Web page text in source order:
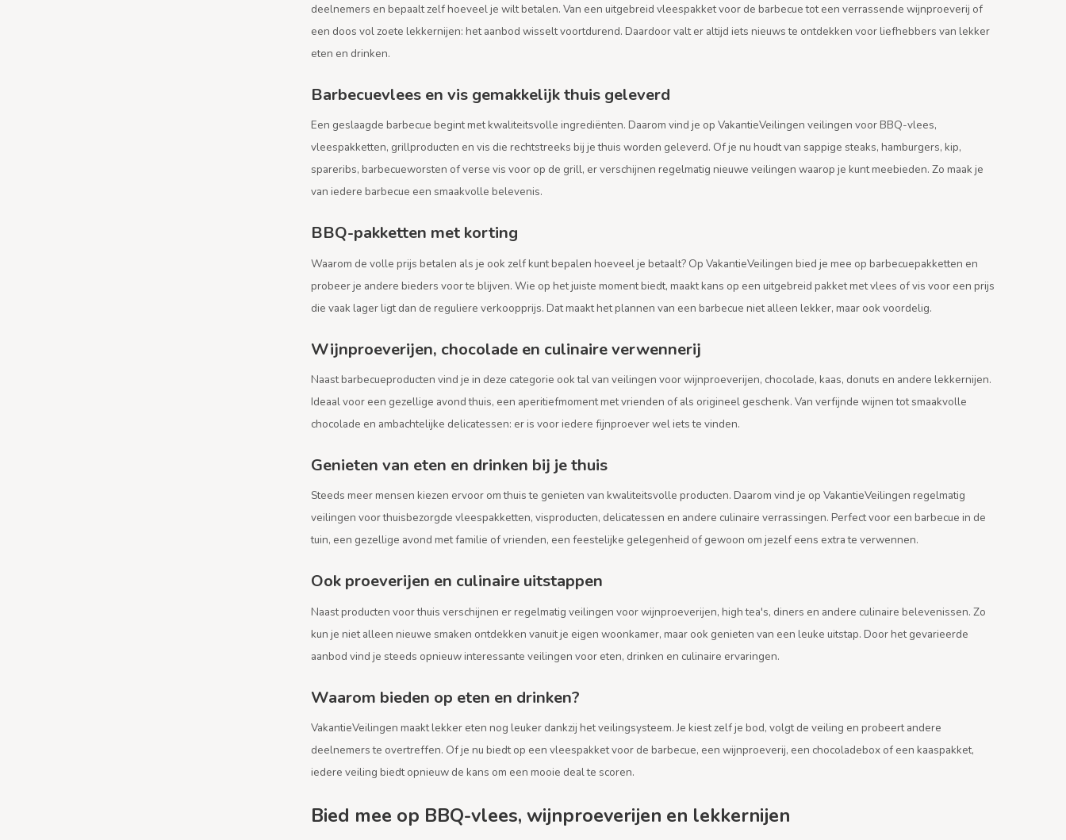
deelnemers en bepaalt zelf hoeveel je wilt betalen. Van een uitgebreid vleespakket voor de barbecue tot een verrassende wijnproeverij of
een doos vol zoete lekkernijen: het aanbod wisselt voortdurend. Daardoor valt er altijd iets nieuws te ontdekken voor liefhebbers van lekker
eten en drinken.
Barbecuevlees en vis gemakkelijk thuis geleverd
Een geslaagde barbecue begint met kwaliteitsvolle ingrediënten. Daarom vind je op VakantieVeilingen veilingen voor BBQ-vlees,
vleespakketten, grillproducten en vis die rechtstreeks bij je thuis worden geleverd. Of je nu houdt van sappige steaks, hamburgers, kip,
spareribs, barbecueworsten of verse vis voor op de grill, er verschijnen regelmatig nieuwe veilingen waarop je kunt meebieden. Zo maak je
van iedere barbecue een smaakvolle belevenis.
BBQ-pakketten met korting
Waarom de volle prijs betalen als je ook zelf kunt bepalen hoeveel je betaalt? Op VakantieVeilingen bied je mee op barbecuepakketten en
probeer je andere bieders voor te blijven. Wie op het juiste moment biedt, maakt kans op een uitgebreid pakket met vlees of vis voor een prijs
die vaak lager ligt dan de reguliere verkoopprijs. Dat maakt het plannen van een barbecue niet alleen lekker, maar ook voordelig.
Wijnproeverijen, chocolade en culinaire verwennerij
Naast barbecueproducten vind je in deze categorie ook tal van veilingen voor wijnproeverijen, chocolade, kaas, donuts en andere lekkernijen.
Ideaal voor een gezellige avond thuis, een aperitiefmoment met vrienden of als origineel geschenk. Van verfijnde wijnen tot smaakvolle
chocolade en ambachtelijke delicatessen: er is voor iedere fijnproever wel iets te vinden.
Genieten van eten en drinken bij je thuis
Steeds meer mensen kiezen ervoor om thuis te genieten van kwaliteitsvolle producten. Daarom vind je op VakantieVeilingen regelmatig
veilingen voor thuisbezorgde vleespakketten, visproducten, delicatessen en andere culinaire verrassingen. Perfect voor een barbecue in de
tuin, een gezellige avond met familie of vrienden, een feestelijke gelegenheid of gewoon om jezelf eens extra te verwennen.
Ook proeverijen en culinaire uitstappen
Naast producten voor thuis verschijnen er regelmatig veilingen voor wijnproeverijen, high tea's, diners en andere culinaire belevenissen. Zo
kun je niet alleen nieuwe smaken ontdekken vanuit je eigen woonkamer, maar ook genieten van een leuke uitstap. Door het gevarieerde
aanbod vind je steeds opnieuw interessante veilingen voor eten, drinken en culinaire ervaringen.
Waarom bieden op eten en drinken?
VakantieVeilingen maakt lekker eten nog leuker dankzij het veilingsysteem. Je kiest zelf je bod, volgt de veiling en probeert andere
deelnemers te overtreffen. Of je nu biedt op een vleespakket voor de barbecue, een wijnproeverij, een chocoladebox of een kaaspakket,
iedere veiling biedt opnieuw de kans om een mooie deal te scoren.
Bied mee op BBQ-vlees, wijnproeverijen en lekkernijen